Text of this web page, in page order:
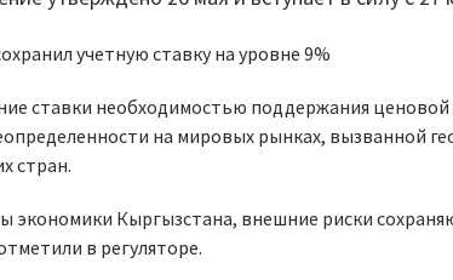
ставки необходимостью поддержания
на мировых рынках, вызванной
стран.
экономики Кыргызстана, внешние риски
в регуляторе.